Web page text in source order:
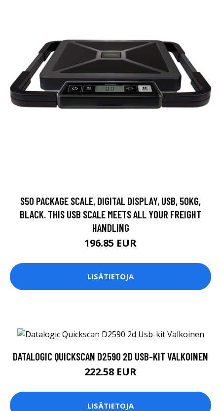
S50 PACKAGE SCALE, DIGITAL DISPLAY, USB, 50KG,
BLACK. THIS USB SCALE MEETS ALL YOUR FREIGHT
HANDLING
196.85 EUR
LISÄTIETOJA
DATALOGIC QUICKSCAN D2590 2D USB-KIT VALKOINEN
222.58 EUR
LISÄTIETOJA